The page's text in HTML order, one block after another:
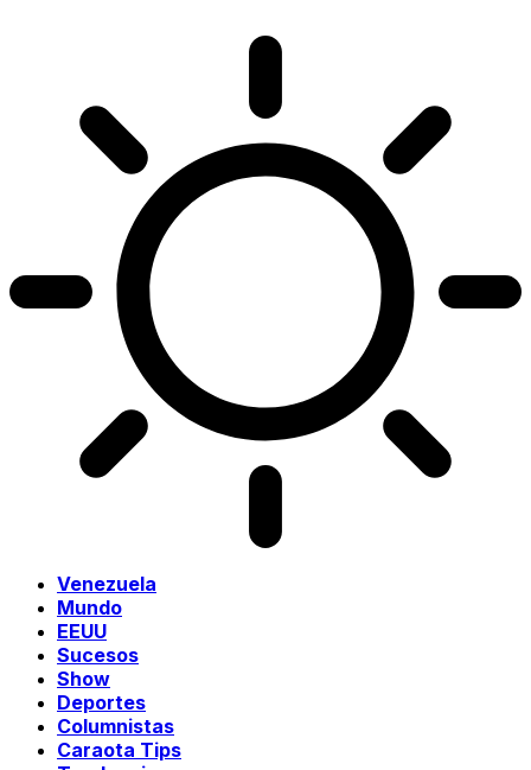
Venezuela
Mundo
EEUU
Sucesos
Show
Deportes
Columnistas
Caraota Tips